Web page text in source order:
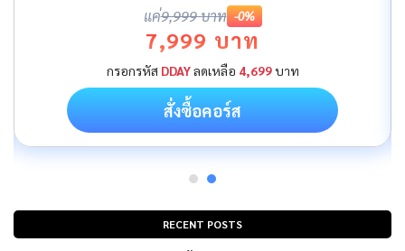
RECENT POSTS
แค่9,999 บาท -0%
7,999 บาท
กรอกรหัส DDAYลดเหลือ 4,699บาท
สั่งซื้อคอร์ส